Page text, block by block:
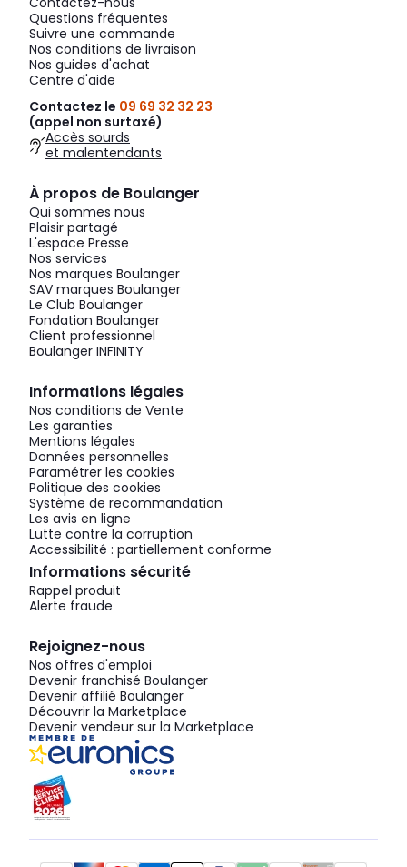
Questions fréquentes
Suivre une commande
Nos conditions de livraison
Nos guides d'achat
Centre d'aide
Contactez le 09 69 32 32 23
(appel non surtaxé)
Accès sourds
et malentendants
À propos de Boulanger
Qui sommes nous
Plaisir partagé
L'espace Presse
Nos services
Nos marques Boulanger
SAV marques Boulanger
Le Club Boulanger
Fondation Boulanger
Client professionnel
Boulanger INFINITY
Informations légales
Nos conditions de Vente
Les garanties
Mentions légales
Données personnelles
Paramétrer les cookies
Politique des cookies
Système de recommandation
Les avis en ligne
Lutte contre la corruption
Accessibilité : partiellement conforme
Informations sécurité
Rappel produit
Alerte fraude
Rejoignez-nous
Nos offres d'emploi
Devenir franchisé Boulanger
Devenir affilié Boulanger
Découvrir la Marketplace
Devenir vendeur sur la Marketplace